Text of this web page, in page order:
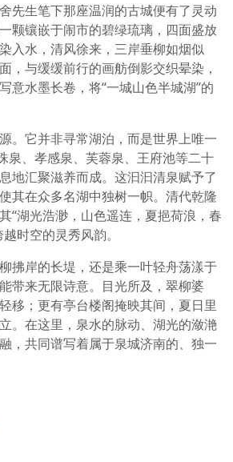
先生笔下那座温润的古城便有了灵动
颗镶嵌于闹市的碧绿琉璃，四面盛放
入水，清风徐来，三岸垂柳如烟似
，与缓缓前行的画舫倒影交织晕染，
意水墨长卷，将“一城山色半城湖”的
。它并非寻常湖泊，而是世界上唯一
、孝感泉、芙蓉泉、王府池等二十
地汇聚滋养而成。这汩汩清泉赋予了
其在众多名湖中独树一帜。清代乾隆
“湖光浩渺，山色遥连，夏挹荷浪，春
时空的灵秀风韵。
拂岸的长堤，还是乘一叶轻舟荡漾于
带来无限诗意。目光所及，翠柳婆
移；更有亭台楼阁掩映其间，夏日里
。在这里，泉水的脉动、湖光的潋滟
，共同谱写着属于泉城济南的、独一